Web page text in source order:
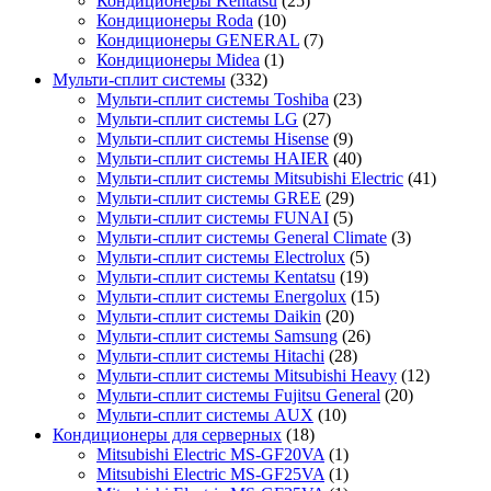
Кондиционеры Roda (10)
Кондиционеры GENERAL (7)
Кондиционеры Midea (1)
Мульти-сплит системы (332)
Мульти-сплит системы Toshiba (23)
Мульти-сплит системы LG (27)
Мульти-сплит системы Hisense (9)
Мульти-сплит системы HAIER (40)
Мульти-сплит системы Mitsubishi Electric (41)
Мульти-сплит системы GREE (29)
Мульти-сплит системы FUNAI (5)
Мульти-сплит системы General Climate (3)
Мульти-сплит системы Electrolux (5)
Мульти-сплит системы Kentatsu (19)
Мульти-сплит системы Energolux (15)
Мульти-сплит системы Daikin (20)
Мульти-сплит системы Samsung (26)
Мульти-сплит системы Hitachi (28)
Мульти-сплит системы Mitsubishi Heavy (12)
Мульти-сплит системы Fujitsu General (20)
Мульти-сплит системы AUX (10)
Кондиционеры для серверных (18)
Mitsubishi Electric MS-GF20VA (1)
Mitsubishi Electric MS-GF25VA (1)